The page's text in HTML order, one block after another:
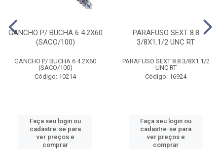
GANCHO P/ BUCHA 6 4.2X60
(SACO/100)
GANCHO P/ BUCHA 6 4.2X60
(SACO/100)
Código: 10214
Faça seu login ou
cadastre-se para
ver preços e
comprar
PARAFUSO SEXT 8.8
3/8X1.1/2 UNC RT
PARAFUSO SEXT 8.8 3/8X1.1/2
UNC RT
Código: 16924
Faça seu login ou
cadastre-se para
ver preços e
comprar